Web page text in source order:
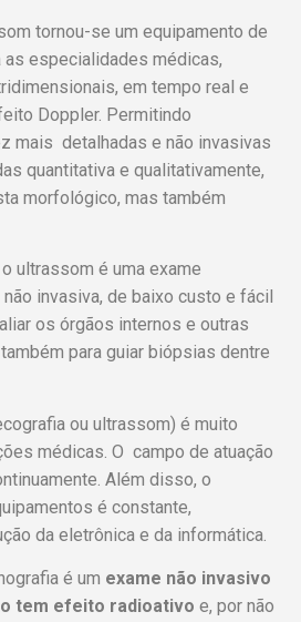
tornou-se um equipamento de
as especialidades médicas,
em tempo real e
Doppler. Permitindo
mais detalhadas e não invasivas
quantitativa e qualitativamente,
morfológico, mas também
ultrassom é uma exame
invasiva, de baixo custo e fácil
os órgãos internos e outras
para guiar biópsias dentre
ou ultrassom) é muito
médicas. O campo de atuação
Além disso, o
é constante,
da eletrônica e da informática.
é um exame não invasivo
tem efeito radioativo e, por não